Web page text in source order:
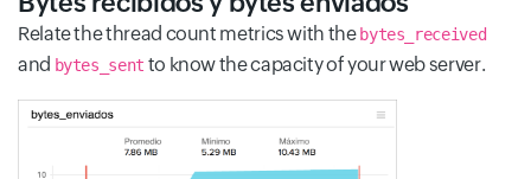
Relate the thread count metrics with the bytes_received
and bytes_sent to know the capacity of your web server.